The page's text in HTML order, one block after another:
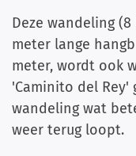
Deze wandeling
meter lange
meter, wordt ook
'Caminito del Rey'
wandeling wat
weer terug loopt.